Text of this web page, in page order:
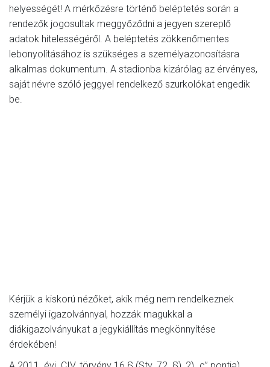
helyességét! A mérkőzésre történő beléptetés során a
rendezők jogosultak meggyőződni a jegyen szereplő
adatok hitelességéről. A beléptetés zökkenőmentes
lebonyolításához is szükséges a személyazonosításra
alkalmas dokumentum. A stadionba kizárólag az érvényes,
saját névre szóló jeggyel rendelkező szurkolókat engedik
be.
Kérjük a kiskorú nézőket, akik még nem rendelkeznek
személyi igazolvánnyal, hozzák magukkal a
diákigazolványukat a jegykiállítás megkönnyítése
érdekében!